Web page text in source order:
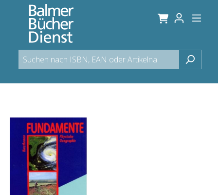
springen
Bildergalerie überspringen